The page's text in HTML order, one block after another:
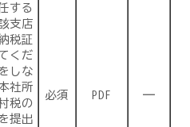
する
支店
税証
くだ
しな
社所
税の
提出
必須 PDF ―